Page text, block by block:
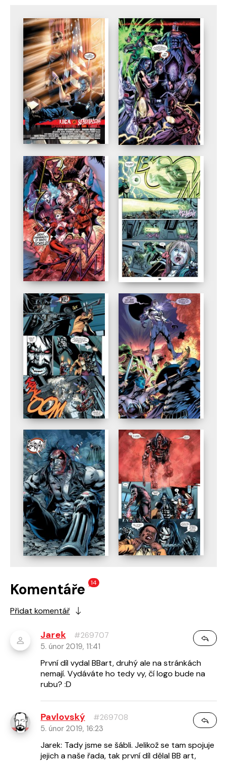
Komentáře 14
Přidat komentář
Jarek
#269707
5. únor 2019, 11:41
První díl vydal BBart, druhý ale na stránkách
nemají. Vydáváte ho tedy vy, čí logo bude na
rubu? :D
Pavlovský
#269708
5. únor 2019, 16:23
Jarek: Tady jsme se šábli. Jelikož se tam spojuje
jejich a naše řada, tak první díl dělal BB art,